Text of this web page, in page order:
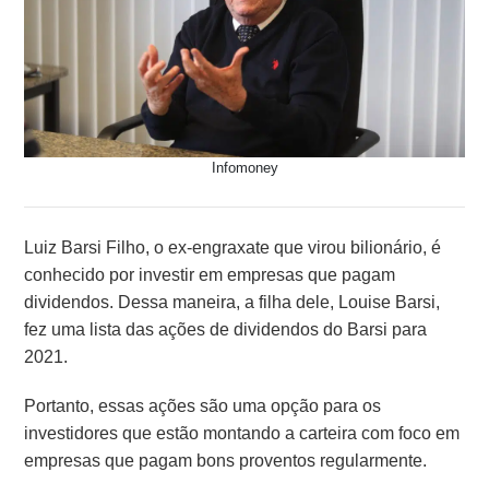
Infomoney
Luiz Barsi Filho, o ex-engraxate que virou bilionário, é
conhecido por investir em empresas que pagam
dividendos. Dessa maneira, a filha dele, Louise Barsi,
fez uma lista das ações de dividendos do Barsi para
2021.
Portanto, essas ações são uma opção para os
investidores que estão montando a carteira com foco em
empresas que pagam bons proventos regularmente.